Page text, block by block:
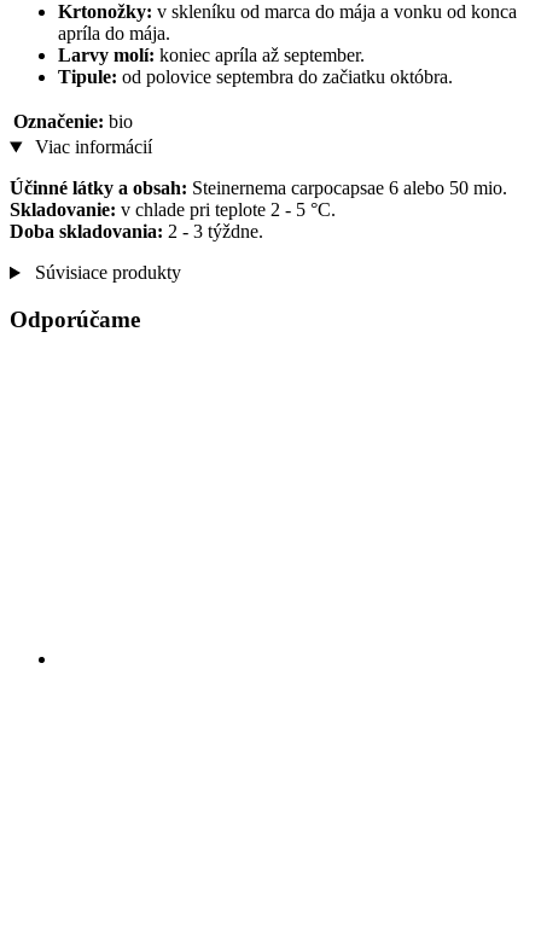
Krtonožky: v skleníku od marca do mája a vonku od konca
apríla do mája.
Larvy molí: koniec apríla až september.
Tipule: od polovice septembra do začiatku októbra.
Označenie: bio
Viac informácií
Účinné látky a obsah: Steinernema carpocapsae 6 alebo 50 mio.
Skladovanie: v chlade pri teplote 2 - 5 °C.
Doba skladovania: 2 - 3 týždne.
Súvisiace produkty
Odporúčame